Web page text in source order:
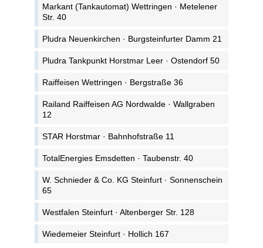
Markant (Tankautomat) Wettringen · Metelener
Str. 40
Pludra Neuenkirchen · Burgsteinfurter Damm 21
Pludra Tankpunkt Horstmar Leer · Ostendorf 50
Raiffeisen Wettringen · Bergstraße 36
Railand Raiffeisen AG Nordwalde · Wallgraben
12
STAR Horstmar · Bahnhofstraße 11
TotalEnergies Emsdetten · Taubenstr. 40
W. Schnieder & Co. KG Steinfurt · Sonnenschein
65
Westfalen Steinfurt · Altenberger Str. 128
Wiedemeier Steinfurt · Hollich 167